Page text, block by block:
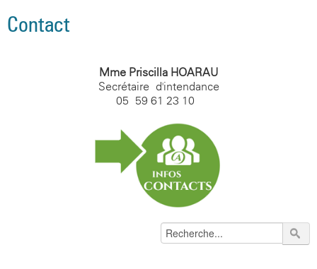
Contact
Mme Priscilla HOARAU
Secrétaire d'intendance
05 59 61 23 10